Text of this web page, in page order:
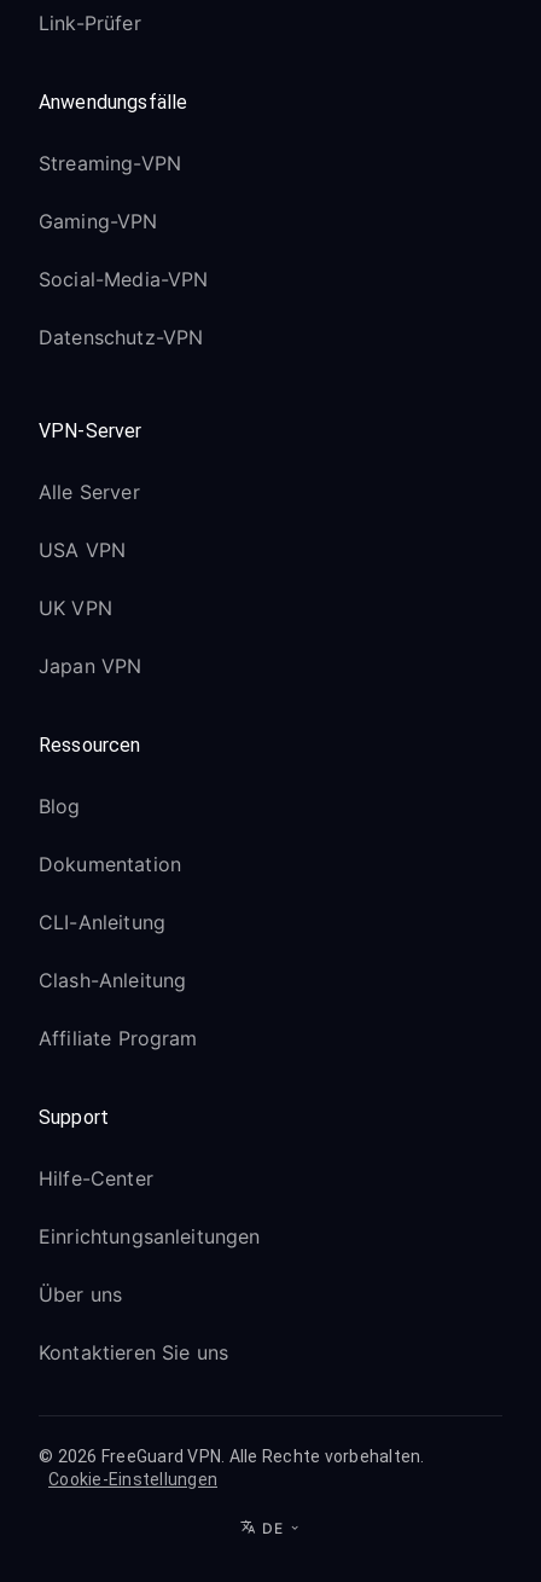
Link-Prüfer
Anwendungsfälle
Streaming-VPN
Gaming-VPN
Social-Media-VPN
Datenschutz-VPN
VPN-Server
Alle Server
USA VPN
UK VPN
Japan VPN
Ressourcen
Blog
Dokumentation
CLI-Anleitung
Clash-Anleitung
Affiliate Program
Support
Hilfe-Center
Einrichtungsanleitungen
Über uns
Kontaktieren Sie uns
© 2026 FreeGuard VPN. Alle Rechte vorbehalten.
Cookie-Einstellungen
DE